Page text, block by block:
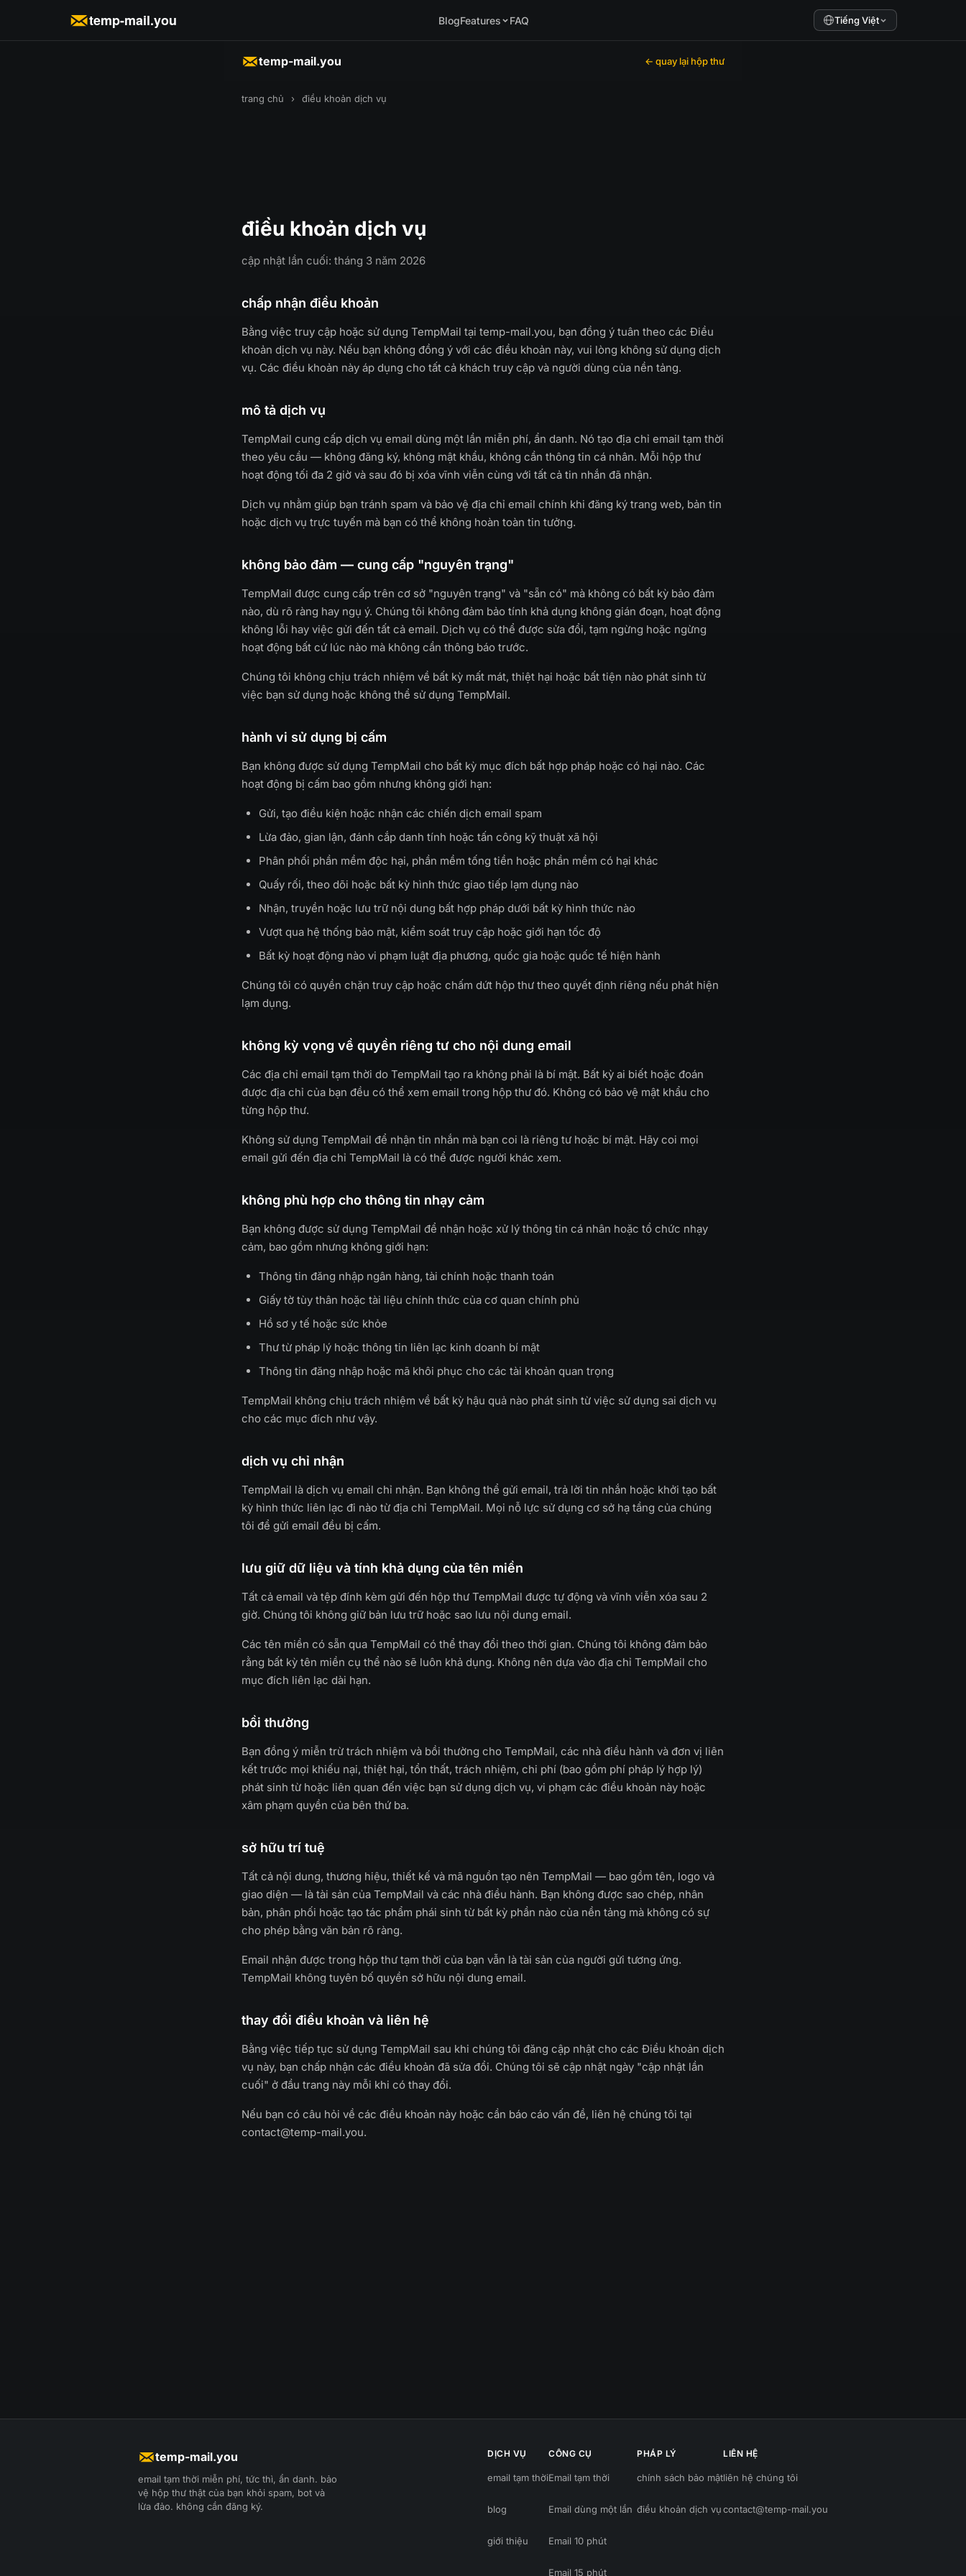
temp-mail.you BlogFeatures FAQ Tiếng Việt
temp-mail.you ← quay lại hộp thư
trang chủ › điều khoản dịch vụ
điều khoản dịch vụ
cập nhật lần cuối: tháng 3 năm 2026
chấp nhận điều khoản
Bằng việc truy cập hoặc sử dụng TempMail tại temp-mail.you, bạn đồng ý tuân theo các Điều
khoản dịch vụ này. Nếu bạn không đồng ý với các điều khoản này, vui lòng không sử dụng dịch
vụ. Các điều khoản này áp dụng cho tất cả khách truy cập và người dùng của nền tảng.
mô tả dịch vụ
TempMail cung cấp dịch vụ email dùng một lần miễn phí, ẩn danh. Nó tạo địa chỉ email tạm thời
theo yêu cầu — không đăng ký, không mật khẩu, không cần thông tin cá nhân. Mỗi hộp thư
hoạt động tối đa 2 giờ và sau đó bị xóa vĩnh viễn cùng với tất cả tin nhắn đã nhận.
Dịch vụ nhằm giúp bạn tránh spam và bảo vệ địa chỉ email chính khi đăng ký trang web, bản tin
hoặc dịch vụ trực tuyến mà bạn có thể không hoàn toàn tin tưởng.
không bảo đảm — cung cấp "nguyên trạng"
TempMail được cung cấp trên cơ sở "nguyên trạng" và "sẵn có" mà không có bất kỳ bảo đảm
nào, dù rõ ràng hay ngụ ý. Chúng tôi không đảm bảo tính khả dụng không gián đoạn, hoạt động
không lỗi hay việc gửi đến tất cả email. Dịch vụ có thể được sửa đổi, tạm ngừng hoặc ngừng
hoạt động bất cứ lúc nào mà không cần thông báo trước.
Chúng tôi không chịu trách nhiệm về bất kỳ mất mát, thiệt hại hoặc bất tiện nào phát sinh từ
việc bạn sử dụng hoặc không thể sử dụng TempMail.
hành vi sử dụng bị cấm
Bạn không được sử dụng TempMail cho bất kỳ mục đích bất hợp pháp hoặc có hại nào. Các
hoạt động bị cấm bao gồm nhưng không giới hạn:
Gửi, tạo điều kiện hoặc nhận các chiến dịch email spam
Lừa đảo, gian lận, đánh cắp danh tính hoặc tấn công kỹ thuật xã hội
Phân phối phần mềm độc hại, phần mềm tống tiền hoặc phần mềm có hại khác
Quấy rối, theo dõi hoặc bất kỳ hình thức giao tiếp lạm dụng nào
Nhận, truyền hoặc lưu trữ nội dung bất hợp pháp dưới bất kỳ hình thức nào
Vượt qua hệ thống bảo mật, kiểm soát truy cập hoặc giới hạn tốc độ
Bất kỳ hoạt động nào vi phạm luật địa phương, quốc gia hoặc quốc tế hiện hành
Chúng tôi có quyền chặn truy cập hoặc chấm dứt hộp thư theo quyết định riêng nếu phát hiện
lạm dụng.
không kỳ vọng về quyền riêng tư cho nội dung email
Các địa chỉ email tạm thời do TempMail tạo ra không phải là bí mật. Bất kỳ ai biết hoặc đoán
được địa chỉ của bạn đều có thể xem email trong hộp thư đó. Không có bảo vệ mật khẩu cho
từng hộp thư.
Không sử dụng TempMail để nhận tin nhắn mà bạn coi là riêng tư hoặc bí mật. Hãy coi mọi
email gửi đến địa chỉ TempMail là có thể được người khác xem.
không phù hợp cho thông tin nhạy cảm
Bạn không được sử dụng TempMail để nhận hoặc xử lý thông tin cá nhân hoặc tổ chức nhạy
cảm, bao gồm nhưng không giới hạn:
Thông tin đăng nhập ngân hàng, tài chính hoặc thanh toán
Giấy tờ tùy thân hoặc tài liệu chính thức của cơ quan chính phủ
Hồ sơ y tế hoặc sức khỏe
Thư từ pháp lý hoặc thông tin liên lạc kinh doanh bí mật
Thông tin đăng nhập hoặc mã khôi phục cho các tài khoản quan trọng
TempMail không chịu trách nhiệm về bất kỳ hậu quả nào phát sinh từ việc sử dụng sai dịch vụ
cho các mục đích như vậy.
dịch vụ chỉ nhận
TempMail là dịch vụ email chỉ nhận. Bạn không thể gửi email, trả lời tin nhắn hoặc khởi tạo bất
kỳ hình thức liên lạc đi nào từ địa chỉ TempMail. Mọi nỗ lực sử dụng cơ sở hạ tầng của chúng
tôi để gửi email đều bị cấm.
lưu giữ dữ liệu và tính khả dụng của tên miền
Tất cả email và tệp đính kèm gửi đến hộp thư TempMail được tự động và vĩnh viễn xóa sau 2
giờ. Chúng tôi không giữ bản lưu trữ hoặc sao lưu nội dung email.
Các tên miền có sẵn qua TempMail có thể thay đổi theo thời gian. Chúng tôi không đảm bảo
rằng bất kỳ tên miền cụ thể nào sẽ luôn khả dụng. Không nên dựa vào địa chỉ TempMail cho
mục đích liên lạc dài hạn.
bồi thường
Bạn đồng ý miễn trừ trách nhiệm và bồi thường cho TempMail, các nhà điều hành và đơn vị liên
kết trước mọi khiếu nại, thiệt hại, tổn thất, trách nhiệm, chi phí (bao gồm phí pháp lý hợp lý)
phát sinh từ hoặc liên quan đến việc bạn sử dụng dịch vụ, vi phạm các điều khoản này hoặc
xâm phạm quyền của bên thứ ba.
sở hữu trí tuệ
Tất cả nội dung, thương hiệu, thiết kế và mã nguồn tạo nên TempMail — bao gồm tên, logo và
giao diện — là tài sản của TempMail và các nhà điều hành. Bạn không được sao chép, nhân
bản, phân phối hoặc tạo tác phẩm phái sinh từ bất kỳ phần nào của nền tảng mà không có sự
cho phép bằng văn bản rõ ràng.
Email nhận được trong hộp thư tạm thời của bạn vẫn là tài sản của người gửi tương ứng.
TempMail không tuyên bố quyền sở hữu nội dung email.
thay đổi điều khoản và liên hệ
Bằng việc tiếp tục sử dụng TempMail sau khi chúng tôi đăng cập nhật cho các Điều khoản dịch
vụ này, bạn chấp nhận các điều khoản đã sửa đổi. Chúng tôi sẽ cập nhật ngày "cập nhật lần
cuối" ở đầu trang này mỗi khi có thay đổi.
Nếu bạn có câu hỏi về các điều khoản này hoặc cần báo cáo vấn đề, liên hệ chúng tôi tại
contact@temp-mail.you.
temp-mail.you
email tạm thời miễn phí, tức thì, ẩn danh. bảo
vệ hộp thư thật của bạn khỏi spam, bot và
lừa đảo. không cần đăng ký.
DỊCH VỤ
email tạm thời
blog
giới thiệu
CÔNG CỤ
Email tạm thời
Email dùng một lần
Email 10 phút
Email 15 phút
PHÁP LÝ
chính sách bảo mật
điều khoản dịch vụ
LIÊN HỆ
liên hệ chúng tôi
contact@temp-mail.you